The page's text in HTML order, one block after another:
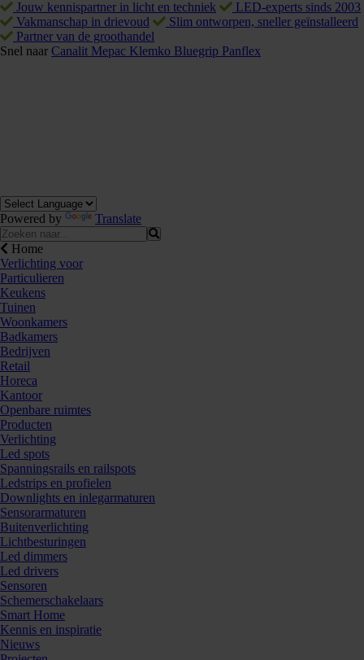
Jouw kennispartner in licht en techniek
LED-experts sinds 2003
Vakmanschap in drievoud
Slim ontworpen, sneller geïnstalleerd
Partner van de groothandel
Snel naar Canalit Mepac Klemko Bluegrip Panflex
Powered by Translate
Home
Verlichting voor
Particulieren
Keukens
Tuinen
Woonkamers
Badkamers
Bedrijven
Retail
Horeca
Kantoor
Openbare ruimtes
Producten
Verlichting
Led spots
Spanningsrails en railspots
Ledstrips en profielen
Downlights en inlegarmaturen
Sensorarmaturen
Buitenverlichting
Lichtbesturingen
Led dimmers
Led drivers
Sensoren
Schemerschakelaars
Smart Home
Kennis en inspiratie
Nieuws